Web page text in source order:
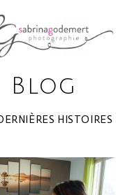
Blog
HISTOIRES